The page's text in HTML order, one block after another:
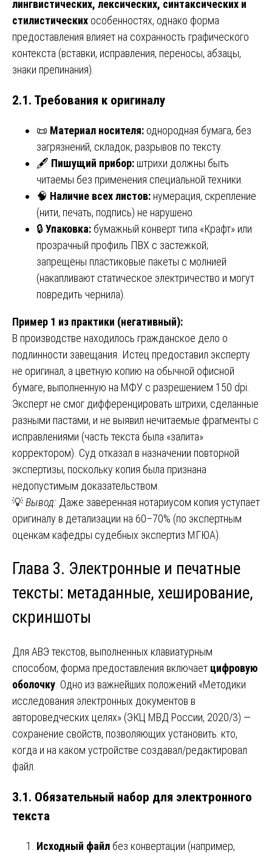
лингвистических, лексических, синтаксических и
стилистических особенностях, однако форма
предоставления влияет на сохранность графического
контекста (вставки, исправления, переносы, абзацы,
знаки препинания).
2.1. Требования к оригиналу
📜 Материал носителя: однородная бумага, без
загрязнений, складок, разрывов по тексту.
🖋️ Пишущий прибор: штрихи должны быть
читаемы без применения специальной техники.
🧠 Наличие всех листов: нумерация, скрепление
(нити, печать, подпись) не нарушено.
🔒Упаковка: бумажный конверт типа «Крафт» или
прозрачный профиль ПВХ с застежкой;
запрещены пластиковые пакеты с молнией
(накапливают статическое электричество и могут
повредить чернила).
Пример 1 из практики (негативный):
В производстве находилось гражданское дело о
подлинности завещания. Истец предоставил эксперту
не оригинал, а цветную копию на обычной офисной
бумаге, выполненную на МФУ с разрешением 150 dpi.
Эксперт не смог дифференцировать штрихи, сделанные
разными пастами, и не выявил нечитаемые фрагменты с
исправлениями (часть текста была «залита»
корректором). Суд отказал в назначении повторной
экспертизы, поскольку копия была признана
недопустимым доказательством.
💡Вывод: Даже заверенная нотариусом копия уступает
оригиналу в детализации на 60–70% (по экспертным
оценкам кафедры судебных экспертиз МГЮА).
Глава 3. Электронные и печатные
тексты: метаданные, хеширование,
скриншоты
Для АВЭ текстов, выполненных клавиатурным
способом, форма предоставления включает цифровую
оболочку . Одно из важнейших положений «Методики
исследования электронных документов в
автороведческих целях» (ЭКЦ МВД России, 2020/3) —
сохранение свойств, позволяющих установить: кто,
когда и на каком устройстве создавал/редактировал
файл.
3.1. Обязательный набор для электронного
текста
Исходный файл без конвертации (например,